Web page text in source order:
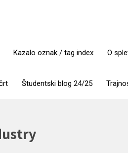
Kazalo oznak / tag index O
Študentski blog 24/25